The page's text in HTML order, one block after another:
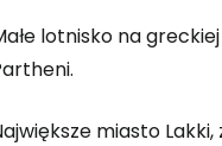
lotnisko na
miasto